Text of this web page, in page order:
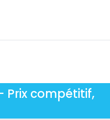
Prix compétitif,